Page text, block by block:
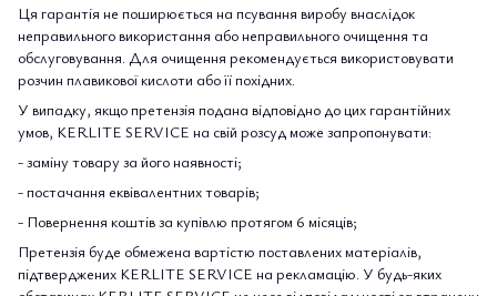
Ця гарантія не поширюється на псування виробу внаслідок
неправильного використання або неправильного очищення та
обслуговування. Для очищення рекомендується використовувати
розчин плавикової кислоти або її похідних.
У випадку, якщо претензія подана відповідно до цих гарантійних
умов, KERLITE SERVICE на свій розсуд може запропонувати:
- заміну товару за його наявності;
- постачання еквівалентних товарів;
- Повернення коштів за купівлю протягом 6 місяців;
Претензія буде обмежена вартістю поставлених матеріалів,
підтверджених KERLITE SERVICE на рекламацію. У будь-яких